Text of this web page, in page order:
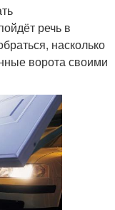
речь в
насколько
ворота своими